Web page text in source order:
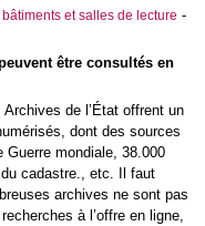
bâtiments et salles de lecture -
être consultés en
de l’État offrent un
dont des sources
mondiale, 38.000
cadastre., etc. Il faut
archives ne sont pas
à l’offre en ligne,